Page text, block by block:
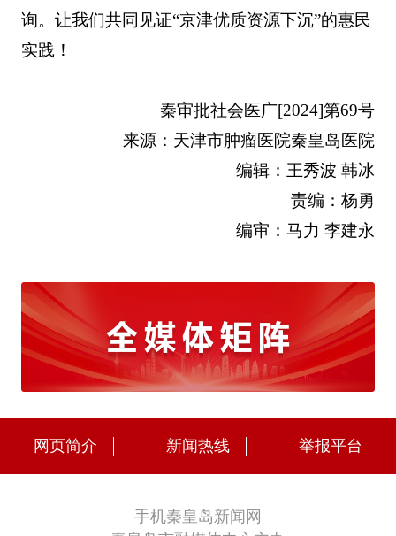
询。让我们共同见证“京津优质资源下沉”的惠民
实践！
秦审批社会医广[2024]第69号
来源：天津市肿瘤医院秦皇岛医院
编辑：王秀波 韩冰
责编：杨勇
编审：马力 李建永
网页简介 新闻热线 举报平台
手机秦皇岛新闻网